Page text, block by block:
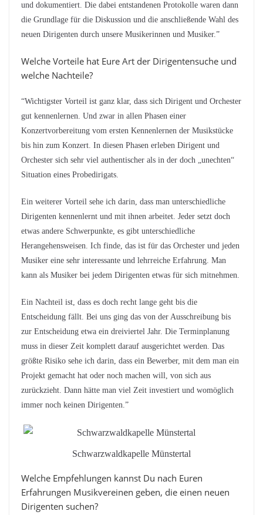
und dokumentiert. Die dabei entstandenen Protokolle waren dann
die Grundlage für die Diskussion und die anschließende Wahl des
neuen Dirigenten durch unsere Musikerinnen und Musiker.”
Welche Vorteile hat Eure Art der Dirigentensuche und
welche Nachteile?
“Wichtigster Vorteil ist ganz klar, dass sich Dirigent und Orchester
gut kennenlernen. Und zwar in allen Phasen einer
Konzertvorbereitung vom ersten Kennenlernen der Musikstücke
bis hin zum Konzert. In diesen Phasen erleben Dirigent und
Orchester sich sehr viel authentischer als in der doch „unechten“
Situation eines Probedirigats.
Ein weiterer Vorteil sehe ich darin, dass man unterschiedliche
Dirigenten kennenlernt und mit ihnen arbeitet. Jeder setzt doch
etwas andere Schwerpunkte, es gibt unterschiedliche
Herangehensweisen. Ich finde, das ist für das Orchester und jeden
Musiker eine sehr interessante und lehrreiche Erfahrung. Man
kann als Musiker bei jedem Dirigenten etwas für sich mitnehmen.
Ein Nachteil ist, dass es doch recht lange geht bis die
Entscheidung fällt. Bei uns ging das von der Ausschreibung bis
zur Entscheidung etwa ein dreiviertel Jahr. Die Terminplanung
muss in dieser Zeit komplett darauf ausgerichtet werden. Das
größte Risiko sehe ich darin, dass ein Bewerber, mit dem man ein
Projekt gemacht hat oder noch machen will, von sich aus
zurückzieht. Dann hätte man viel Zeit investiert und womöglich
immer noch keinen Dirigenten.”
Schwarzwaldkapelle Münstertal
Welche Empfehlungen kannst Du nach Euren
Erfahrungen Musikvereinen geben, die einen neuen
Dirigenten suchen?